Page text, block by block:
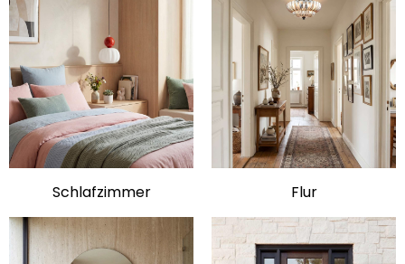
Schlafzimmer Flur